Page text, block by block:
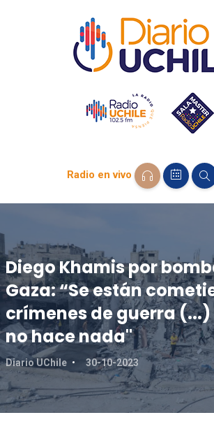
Radio en vivo
Diego Khamis por
Gaza: “Se están
crímenes de guerra
no hace nada"
Diario UChile 30-10-2023